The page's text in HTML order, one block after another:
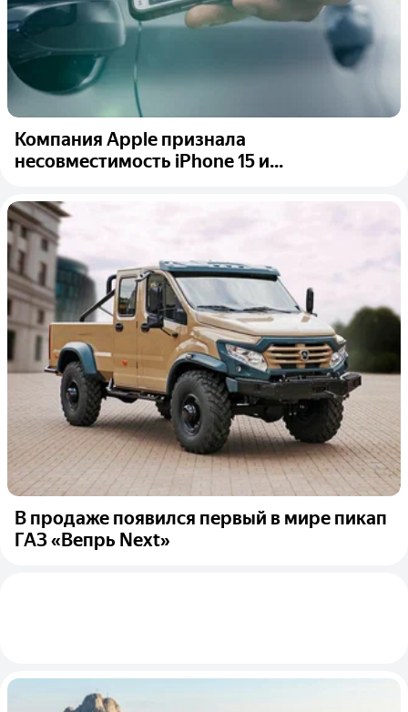
Компания Apple признала
несовместимость iPhone 15 и...
В продаже появился первый в мире пикап
ГАЗ «Вепрь Next»